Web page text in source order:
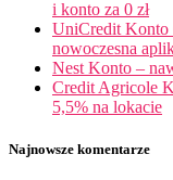
i konto za 0 zł
UniCredit Konto
nowoczesna
Nest Konto –
Credit Agricole
5,5% na lokacie
Najnowsze komentarze